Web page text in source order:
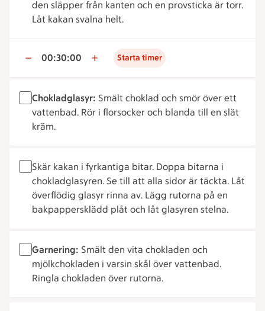
den släpper från kanten och en provsticka är torr.
Låt kakan svalna helt.
00:30:00 Starta timer
Chokladglasyr: Smält choklad och smör över ett
vattenbad. Rör i florsocker och blanda till en slät
kräm.
Skär kakan i fyrkantiga bitar. Doppa bitarna i
chokladglasyren. Se till att alla sidor är täckta. Låt
överflödig glasyr rinna av. Lägg rutorna på en
bakpappersklädd plåt och låt glasyren stelna.
Garnering: Smält den vita chokladen och
mjölkchokladen i varsin skål över vattenbad.
Ringla chokladen över rutorna.